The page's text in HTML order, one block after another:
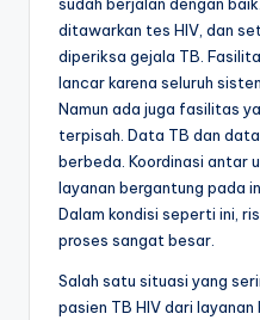
sudah berjalan dengan
ditawarkan tes HIV, dan
diperiksa gejala TB.
lancar karena seluruh
Namun ada juga fasilitas
terpisah. Data TB dan
berbeda. Koordinasi antar
layanan bergantung pada
Dalam kondisi seperti ini,
proses sangat besar.
Salah satu situasi yang
pasien TB HIV dari